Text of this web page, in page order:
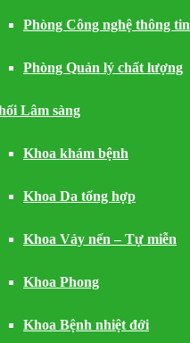
Phòng Công nghệ thông tin
Phòng Quản lý chất lượng
Lâm sàng
Khoa khám bệnh
Khoa Da tổng hợp
Khoa Vảy nến – Tự miễn
Khoa Phong
Khoa Bệnh nhiệt đới